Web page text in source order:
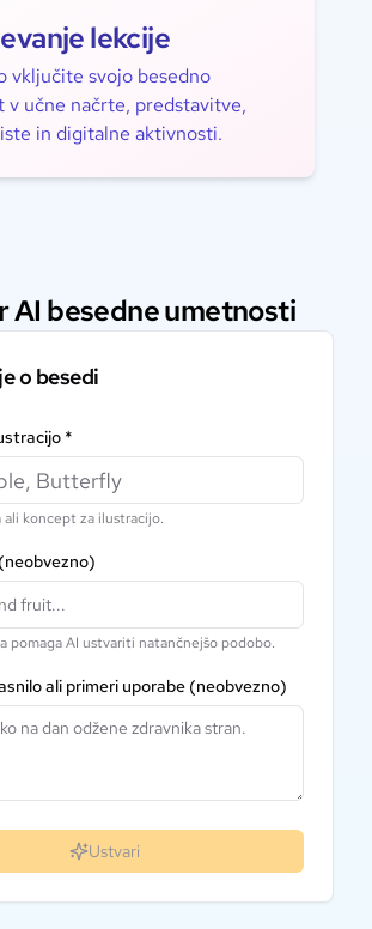
lekcije
vključite svojo besedno
v učne načrte, predstavitve,
in digitalne aktivnosti.
AI besedne umetnosti
o besedi
*
ali koncept za ilustracijo.
(neobvezno)
pomaga AI ustvariti natančnejšo podobo.
ali primeri uporabe (neobvezno)
Ustvari